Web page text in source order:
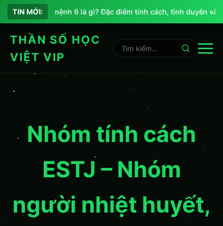
TIN MỚI:
Chỉ số sứ mệnh 6 là gì? Đặc điểm tính cách, tình duyên và
THẦN SỐ HỌC
VIỆT VIP
Nhóm tính cách
ESTJ – Nhóm
người nhiệt huyết,